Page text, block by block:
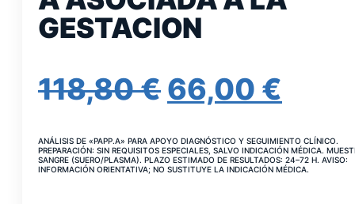
GESTACION
118,80€ EL
ORIGINAL
66,00 €
ANÁLISIS DE «PAPP.A» PARA APOYO DIAGNÓSTICO Y SEGUIMIENTO CLÍNICO.
PREPARACIÓN: SIN REQUISITOS ESPECIALES, SALVO INDICACIÓN MÉDICA.
SANGRE (SUERO/PLASMA). PLAZO ESTIMADO DE RESULTADOS: 24–72 H. AVISO:
INFORMACIÓN ORIENTATIVA; NO SUSTITUYE LA INDICACIÓN MÉDICA.